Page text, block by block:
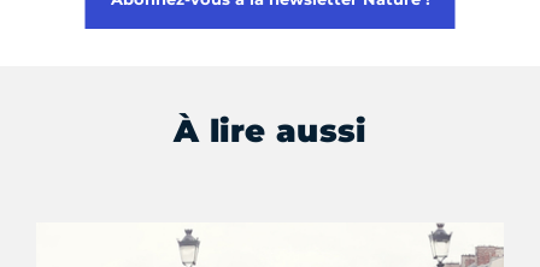
À lire aussi